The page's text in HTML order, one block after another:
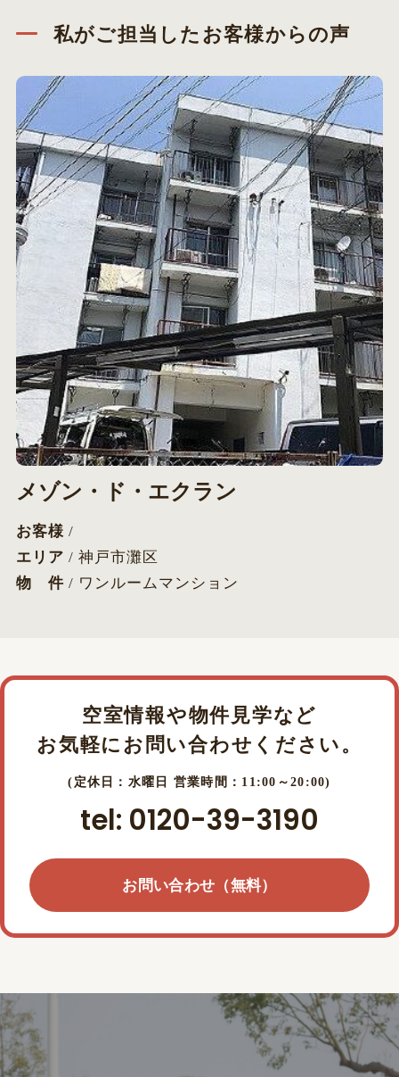
私がご担当したお客様からの声
メゾン・ド・エクラン
お客様 /
エリア / 神戸市灘区
物 件 / ワンルームマンション
空室情報や物件見学など
お気軽にお問い合わせください。
(定休日：水曜日 営業時間：11:00～20:00)
tel: 0120-39-3190
お問い合わせ（無料）